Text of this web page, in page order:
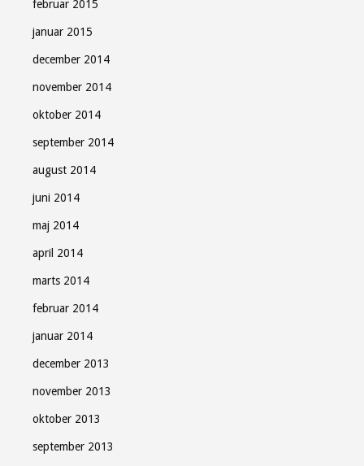
februar 2015
januar 2015
december 2014
november 2014
oktober 2014
september 2014
august 2014
juni 2014
maj 2014
april 2014
marts 2014
februar 2014
januar 2014
december 2013
november 2013
oktober 2013
september 2013